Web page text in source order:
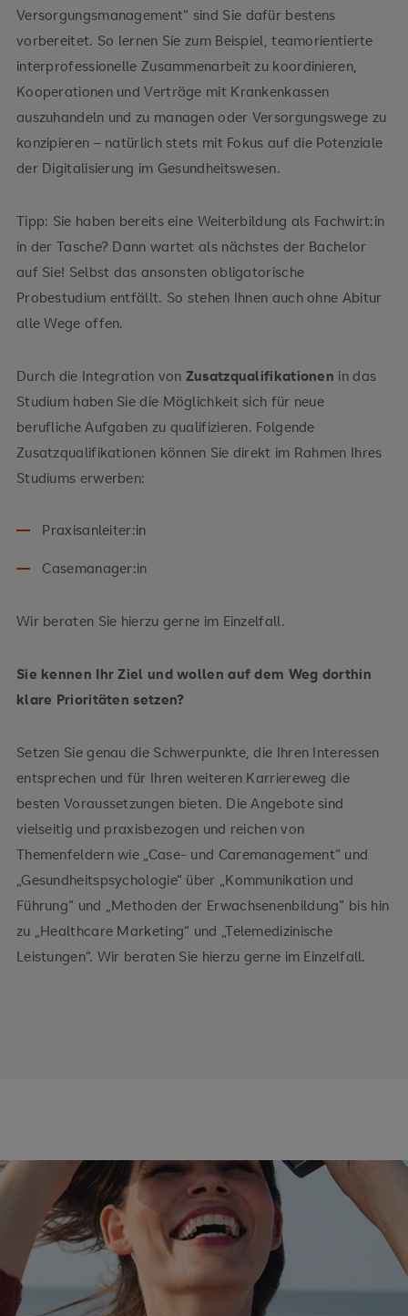
Versorgungsmanagement“ sind Sie dafür bestens
vorbereitet. So lernen Sie zum Beispiel, teamorientierte
interprofessionelle Zusammenarbeit zu koordinieren,
Kooperationen und Verträge mit Krankenkassen
auszuhandeln und zu managen oder Versorgungswege zu
konzipieren – natürlich stets mit Fokus auf die Potenziale
der Digitalisierung im Gesundheitswesen.
Tipp: Sie haben bereits eine Weiterbildung als Fachwirt:in
in der Tasche? Dann wartet als nächstes der Bachelor
auf Sie! Selbst das ansonsten obligatorische
Probestudium entfällt. So stehen Ihnen auch ohne Abitur
alle Wege offen.
Durch die Integration von Zusatzqualifikationen in das
Studium haben Sie die Möglichkeit sich für neue
berufliche Aufgaben zu qualifizieren. Folgende
Zusatzqualifikationen können Sie direkt im Rahmen Ihres
Studiums erwerben:
Praxisanleiter:in
Casemanager:in
Wir beraten Sie hierzu gerne im Einzelfall.
Sie kennen Ihr Ziel und wollen auf dem Weg dorthin
klare Prioritäten setzen?
Setzen Sie genau die Schwerpunkte, die Ihren Interessen
entsprechen und für Ihren weiteren Karriereweg die
besten Voraussetzungen bieten. Die Angebote sind
vielseitig und praxisbezogen und reichen von
Themenfeldern wie „Case- und Caremanagement“ und
„Gesundheitspsychologie“ über „Kommunikation und
Führung“ und „Methoden der Erwachsenenbildung“ bis hin
zu „Healthcare Marketing“ und „Telemedizinische
Leistungen“. Wir beraten Sie hierzu gerne im Einzelfall.